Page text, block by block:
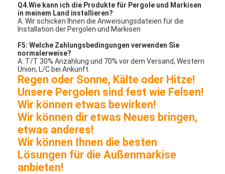
Q4.Wie kann ich die Produkte für Pergole und Markisen
in meinem Land installieren?
A: Wir schicken Ihnen die Anweisungsdateien für die
Installation der Pergolen und Markisen
F5: Welche Zahlungsbedingungen verwenden Sie
normalerweise?
A: T/T 30% Anzahlung und 70% vor dem Versand, Western
Union, L/C bei Ankunft.
Regen oder Sonne, Kälte oder Hitze!
Unsere Pergolen sind fest wie Felsen!
Wir können etwas bewirken!
Wir können dir etwas Neues bringen,
etwas anderes!
Wir können Ihnen die besten
Lösungen für die Außenmarkise
anbieten!